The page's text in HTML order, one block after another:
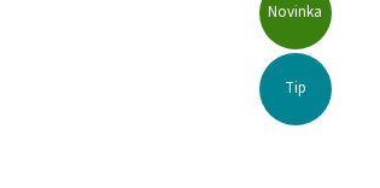
Novinka
Tip